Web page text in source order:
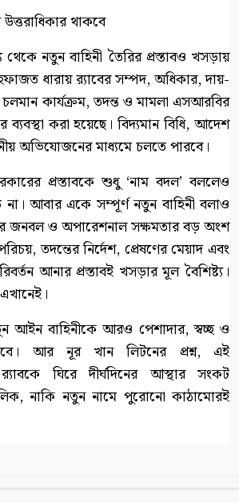
থাকবে
থেকে নতুন বাহিনী তৈরির প্রস্তাবও খসড়ায়
ধারায় র‍্যাবের সম্পদ, অধিকার, দায়-
চলমান কার্যক্রম, তদন্ত ও মামলা এসআরবির
ব্যবস্থা করা হয়েছে। বিদ্যমান বিধি, আদেশ
অভিযোজনের মাধ্যমে চলতে পারবে।
প্রস্তাবকে শুধু ‘নাম বদল’ বললেও
না। আবার একে সম্পূর্ণ নতুন বাহিনী বলাও
জনবল ও অপারেশনাল সক্ষমতার বড় অংশ
তদন্তের নির্দেশ, প্রেষণের মেয়াদ এবং
আনার প্রস্তাবই খসড়ার মূল বৈশিষ্ট্য।
আইন বাহিনীকে আরও পেশাদার, স্বচ্ছ ও
আর নূর খান লিটনের প্রশ্ন, এই
ঘিরে দীর্ঘদিনের আস্থার সংকট
নাকি নতুন নামে পুরোনো কাঠামোরই